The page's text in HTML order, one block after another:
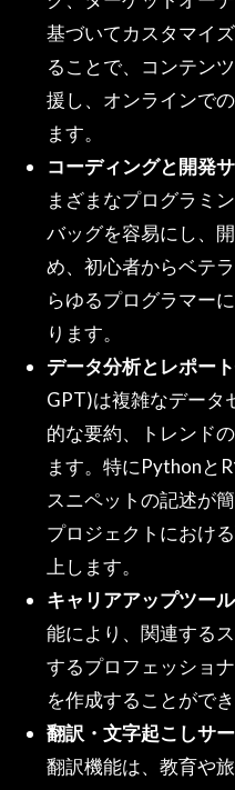
基づいてカスタマイ
ることで、コンテン
援し、オンラインで
ます。
コーディングと開発
まざまなプログラミ
バッグを容易にし、
め、初心者からベテ
らゆるプログラマー
ります。
データ分析とレポー
GPT)は複雑なデータ
的な要約、トレンド
ます。特にPythonと
スニペットの記述が
プロジェクトにおけ
上します。
キャリアアップツール
能により、関連する
するプロフェッショ
を作成することができ
翻訳・文字起こしサ
翻訳機能は、教育や